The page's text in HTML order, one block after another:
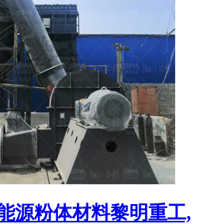
源粉体材料黎明重工,